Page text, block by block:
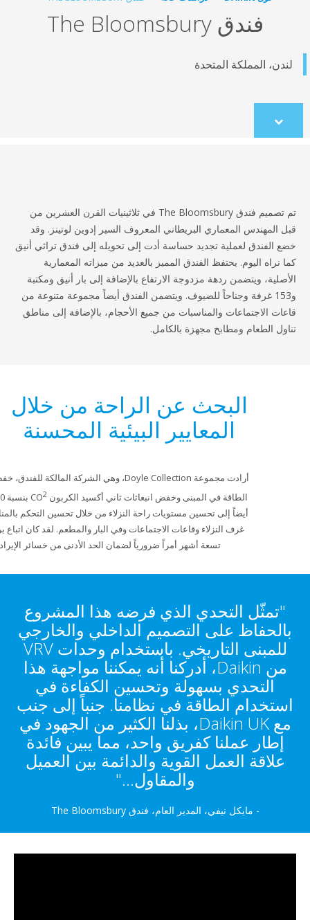
المتحدة
تم تصميم فندق The Bloomsbury في ثلاثينيات القرن العشرين من
المعماري البريطاني المعروف السير إدوين لوتينز. وقد
لعملية تجديد حساسة أدت إلى تحويله إلى فندق تراثي أنيق
يحتفظ الفندق المميز بالعديد من ميزاته المعمارية
ردهة مزدوجة الارتفاع بالإضافة إلى بار أنيق ومكتبة
غرفة وجناحاً للضيوف. ويتضمن الفندق أيضاً مجموعة متنوعة من
والمناسبات من جميع الأحجام، بالإضافة إلى مناطق
ومطابخ مجهزة بالكامل.
البحث عن الراحة من خلال
المعايير البيئية المحسنة
أرادت مجموعة Doyle Collection، وهي الشركة المالكة للفندق، خفض استخدام
الطاقة في المبنى وخفض انبعاثات ثاني أكسيد الكربون CO2
بنسبة 30%. وسعت
أيضاً إلى تحسين مستويات راحة النزلاء من خلال تحسين التحكم بالمناخ في جميع
غرف النزلاء وقاعات الاجتماعات وفي البار والمطعم. لقد كان اتباع برنامج مدته
تسعة أشهر أمراً ضرورياً لضمان الحد الأدنى من خسائر الإيرادات.
التحدي الذي فرضه هذا المشروع
على التصميم الداخلي والخارجي
للمبنى التاريخي. باستخدام وحدات VRV
من Daikin، أدركنا أنه يمكننا مواجهة هذا
بسهولة وتحسين الكفاءة في
الطاقة في نظامنا. جنباً إلى جنب
مع Daikin UK، بذلنا الكثير من الجهود في
عملنا كفريق واحد، مما يبين فائدة
العمل القوية والدائمة بين العميل
والمقاول..."
- مايكل نيفي، المدير العام، فندق The Bloomsbury